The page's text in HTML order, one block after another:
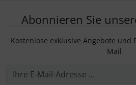
Abonnieren Sie
Kostenlose exklusive Angebote und
Mail